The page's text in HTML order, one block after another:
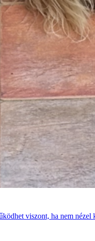
viszont, ha nem